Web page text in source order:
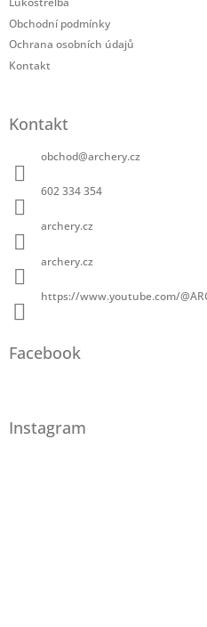
Obchodní podmínky
Ochrana osobních údajů
Kontakt
Kontakt
obchod@archery.cz
602 334 354
archery.cz
archery.cz
https://www.youtube.com/
Facebook
Instagram